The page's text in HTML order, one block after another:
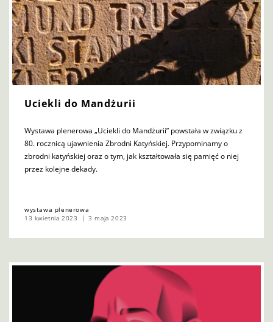
Uciekli do Mandżurii
Wystawa plenerowa „Uciekli do Mandżurii” powstała w związku z
80. rocznicą ujawnienia Zbrodni Katyńskiej. Przypominamy o
zbrodni katyńskiej oraz o tym, jak kształtowała się pamięć o niej
przez kolejne dekady.
wystawa plenerowa
13 kwietnia 2023
3 maja 2023